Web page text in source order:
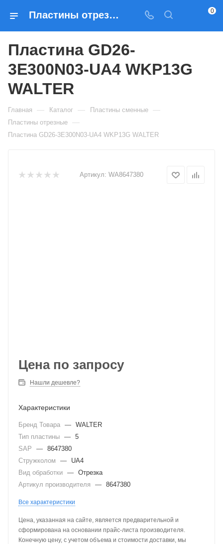
Пластины отрезные Пластина GD26-3E300N03-UA4 WKP13G WALTER — купить по выгодным ценам в Москве 0
Пластина GD26-
3E300N03-UA4 WKP13G
WALTER
Главная — Каталог — Пластины сменные —
Пластины отрезные —
Пластина GD26-3E300N03-UA4 WKP13G WALTER
Артикул: WA8647380
Цена по запросу
Нашли дешевле?
Характеристики
Бренд Товара — WALTER
Тип пластины — 5
SAP
— 8647380
Стружколом
—
UA4
Вид обработки — Отрезка
Артикул производителя
— 8647380
Все характеристики
Цена, указанная на сайте, является предварительной и
сформирована на основании прайс-листа производителя.
Конечную цену, с учетом объема и стоимости доставки, мы